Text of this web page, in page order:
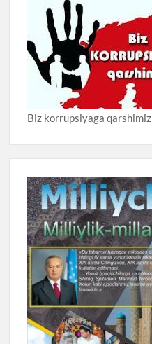
Biz korrupsiyaga qarshimiz